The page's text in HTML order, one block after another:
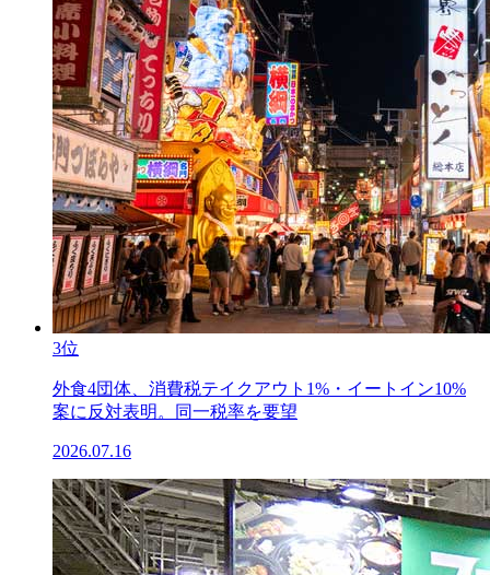
3位
外食4団体、消費税テイクアウト1%・イートイン10%
案に反対表明。同一税率を要望
2026.07.16